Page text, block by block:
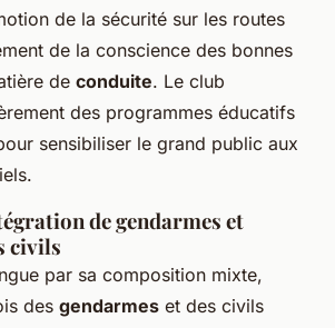
de la sécurité sur les routes
de la conscience des bonnes
de conduite. Le club
des programmes éducatifs
sensibiliser le grand public aux
de gendarmes et
civils
par sa composition mixte,
des gendarmes et des civils